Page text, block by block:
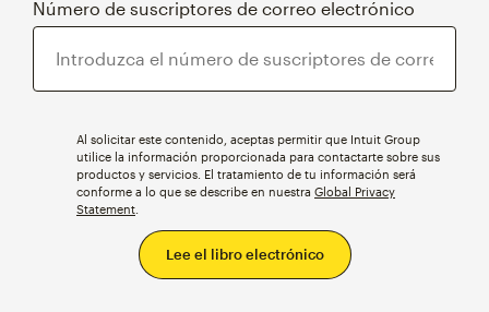
Número de suscriptores de correo electrónico
Al solicitar este contenido, aceptas permitir que Intuit Group
utilice la información proporcionada para contactarte sobre sus
productos y servicios. El tratamiento de tu información será
conforme a lo que se describe en nuestra Global Privacy
Statement